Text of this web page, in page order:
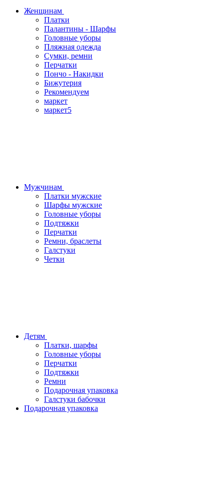
Женщинам
Платки
Палантины - Шарфы
Головные уборы
Пляжная одежда
Сумки, ремни
Перчатки
Пончо - Накидки
Бижутерия
Рекомендуем
маркет
маркет5
Мужчинам
Платки мужские
Шарфы мужские
Головные уборы
Подтяжки
Перчатки
Ремни, браслеты
Галстуки
Четки
Детям
Платки, шарфы
Головные уборы
Перчатки
Подтяжки
Ремни
Подарочная упаковка
Галстуки бабочки
Подарочная упаковка